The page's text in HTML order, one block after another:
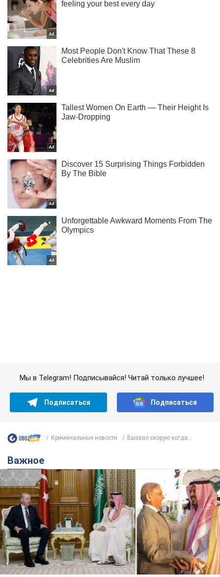
Саудовская Аравия, Турция и Пакистан
создали азиатский аналог НАТО: что известно
Договор предусматривает взаимную поддержку в случае
нападения на одно из государств
8.08.2026 00:22 4,6 т.
В Прикарпатье после аномальной